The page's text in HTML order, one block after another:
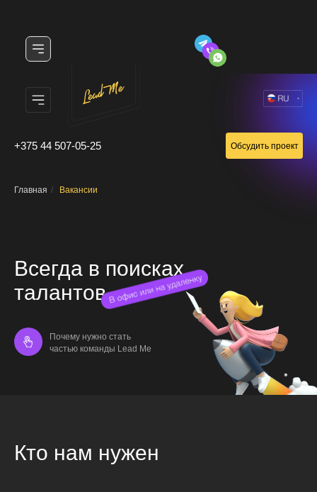
Обсудить проект
+375 44 507-05-25
Главная / Вакансии
Всегда в поисках
талантов
Почему нужно стать
частью команды Lead Me
Кто нам нужен